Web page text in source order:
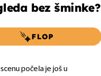
bez šminke?
FLOP
počela je još u